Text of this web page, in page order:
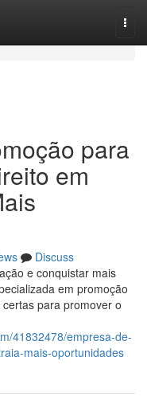
para
em
Discuss
e conquistar mais
em promoção
para promover o
41832478/empresa-de-
mais-oportunidades